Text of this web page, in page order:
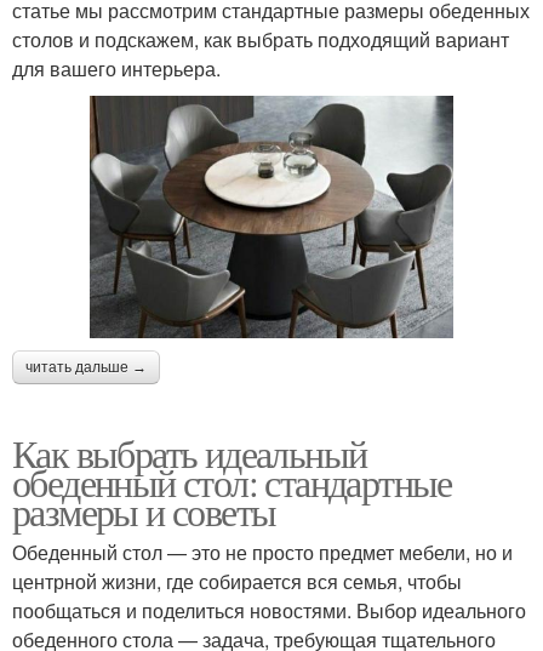
статье мы рассмотрим стандартные размеры обеденных
столов и подскажем, как выбрать подходящий вариант
для вашего интерьера.
читать дальше →
Как выбрать идеальный
обеденный стол: стандартные
размеры и советы
Обеденный стол — это не просто предмет мебели, но и
центрной жизни, где собирается вся семья, чтобы
пообщаться и поделиться новостями. Выбор идеального
обеденного стола — задача, требующая тщательного